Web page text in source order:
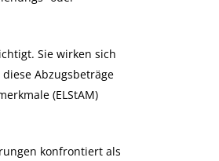
Sie wirken sich
Abzugsbeträge
(ELStAM)
konfrontiert als